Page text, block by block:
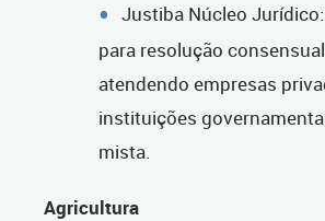
Justiba Núcleo
para resolução
atendendo empresas
instituições
mista.
Agricultura